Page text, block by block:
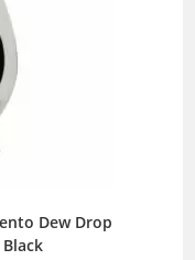
Dew Drop
Black